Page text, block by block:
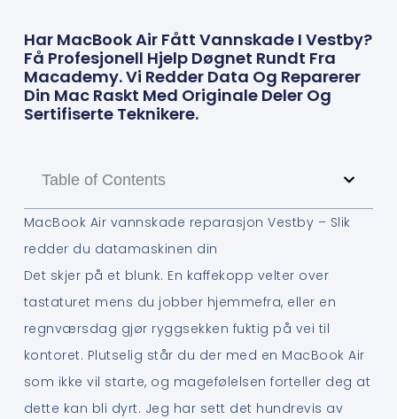
Har MacBook Air Fått Vannskade I Vestby?
Få Profesjonell Hjelp Døgnet Rundt Fra
Macademy. Vi Redder Data Og Reparerer
Din Mac Raskt Med Originale Deler Og
Sertifiserte Teknikere.
Table of Contents
MacBook Air vannskade reparasjon Vestby – Slik
redder du datamaskinen din
Det skjer på et blunk. En kaffekopp velter over
tastaturet mens du jobber hjemmefra, eller en
regnværsdag gjør ryggsekken fuktig på vei til
kontoret. Plutselig står du der med en MacBook Air
som ikke vil starte, og magefølelsen forteller deg at
dette kan bli dyrt. Jeg har sett det hundrevis av